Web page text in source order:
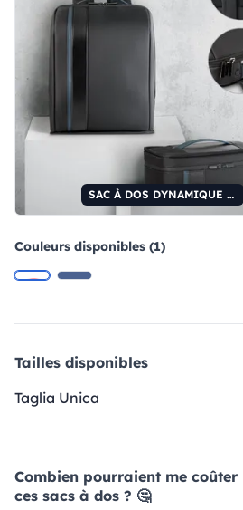
SAC À DOS DYNAMIQUE II. Sac à dos 2 en 1 : sac à dos + sac isotherme
Couleurs disponibles (1)
Tailles disponibles
Taglia Unica
Combien pourraient me coûter
ces sacs à dos ? 🤔